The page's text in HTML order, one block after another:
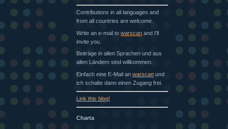
Contributions in all languages and
from all countries are welcome.
Write an e-mail to warscan and I'll
invite you.
Beiträge in allen Sprachen und aus
allen Ländern sind willkommen.
Einfach eine E-Mail an warscan und
ich schalte dann einen Zugang frei.
Link this blog!
Charta